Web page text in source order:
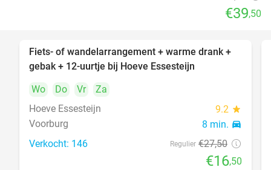
€39,50
40%
Fiets- of wandelarrangement + warme drank +
gebak + 12-uurtje bij Hoeve Essesteijn
Wo
Do Vr
Za
Hoeve Essesteijn
9.2 star
Voorburg 8 min. directions_car
Verkocht: 146 Regulier €27,50
€16,50